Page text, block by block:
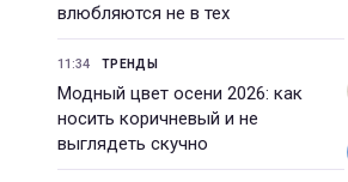
влюбляются не в тех
11:34 ТРЕНДЫ
Модный цвет осени 2026: как
носить коричневый и не
выглядеть скучно